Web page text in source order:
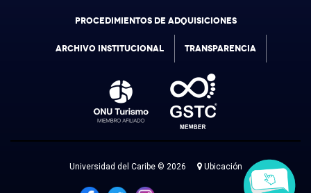
PROCEDIMIENTOS DE ADQUISICIONES
ARCHIVO INSTITUCIONAL TRANSPARENCIA
Universidad del Caribe © 2026 Ubicación